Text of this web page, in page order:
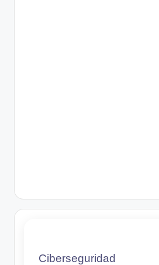
Ciberseguridad